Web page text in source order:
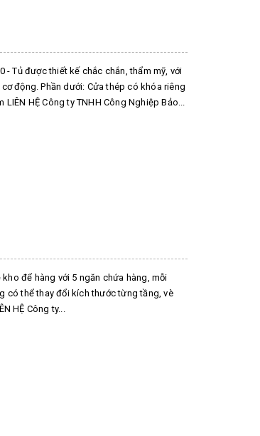
- Tủ được thiết kế chắc chắn, thẩm mỹ, với
động. Phần dưới: Cửa thép có khóa riêng
HỆ Công ty TNHH Công Nghiệp Bảo...
để hàng với 5 ngăn chứa hàng, mỗi
có thể thay đổi kích thước từng tầng, vè
HỆ Công ty...